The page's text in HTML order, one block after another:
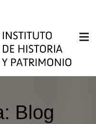
y
de la
Blog